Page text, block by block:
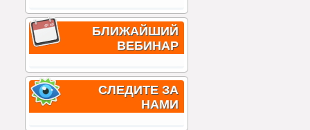
БЛИЖАЙШИЙ
ВЕБИНАР
СЛЕДИТЕ ЗА
НАМИ